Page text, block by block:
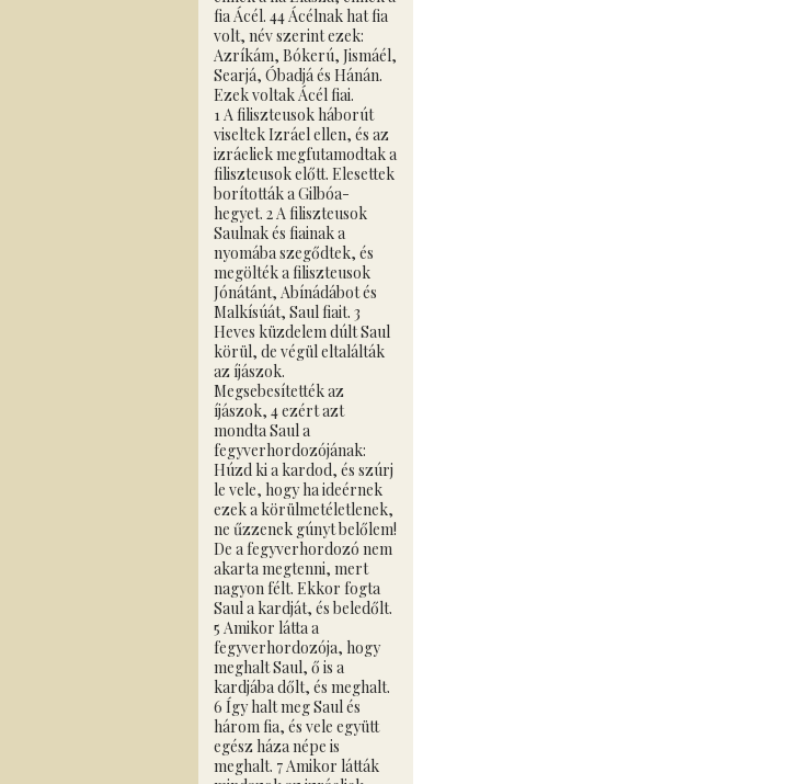
fia Ácél. 44 Ácélnak hat fia
volt, név szerint ezek:
Azríkám, Bókerú, Jismáél,
Searjá, Óbadjá és Hánán.
Ezek voltak Ácél fiai.
1 A filiszteusok háborút
viseltek Izráel ellen, és az
izráeliek megfutamodtak a
filiszteusok előtt. Elesettek
borították a Gilbóa-
hegyet. 2 A filiszteusok
Saulnak és fiainak a
nyomába szegődtek, és
megölték a filiszteusok
Jónátánt, Abínádábot és
Malkísúát, Saul fiait. 3
Heves küzdelem dúlt Saul
körül, de végül eltalálták
az íjászok.
Megsebesítették az
íjászok, 4 ezért azt
mondta Saul a
fegyverhordozójának:
Húzd ki a kardod, és szúrj
le vele, hogy ha ideérnek
ezek a körülmetéletlenek,
ne űzzenek gúnyt belőlem!
De a fegyverhordozó nem
akarta megtenni, mert
nagyon félt. Ekkor fogta
Saul a kardját, és beledőlt.
5 Amikor látta a
fegyverhordozója, hogy
meghalt Saul, ő is a
kardjába dőlt, és meghalt.
6 Így halt meg Saul és
három fia, és vele együtt
egész háza népe is
meghalt. 7 Amikor látták